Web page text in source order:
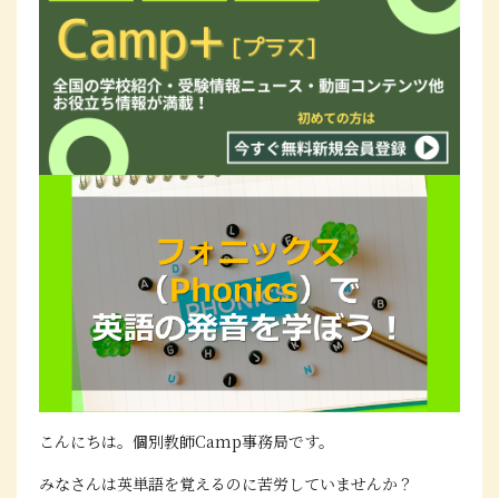
こんにちは。個別教師Camp事務局です。
みなさんは英単語を覚えるのに苦労していませんか？